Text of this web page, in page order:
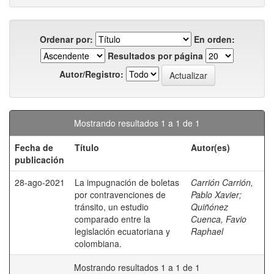
Ordenar por:
En orden:
Resultados por página
Autor/Registro:
Mostrando resultados 1 a 1 de 1
Fecha de
publicación
Título Autor(es)
28-ago-2021
La impugnación de boletas
por contravenciones de
tránsito, un estudio
comparado entre la
legislación ecuatoriana y
colombiana.
Carrión Carrión,
Pablo Xavier;
Quiñónez
Cuenca, Favio
Raphael
Mostrando resultados 1 a 1 de 1